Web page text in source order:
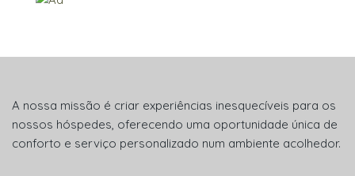
A nossa missão é criar experiências inesquecíveis para os
nossos hóspedes, oferecendo uma oportunidade única de
conforto e serviço personalizado num ambiente acolhedor.